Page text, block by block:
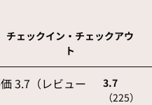
チェックイン・チェックアウ
ト
3.7
（225）